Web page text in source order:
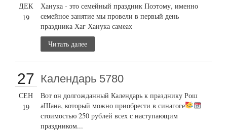
ДЕК
19
Ханука - это семейный праздник Поэтому, именно
семейное занятие мы провели в первый день
праздника Хаг Ханука самеах
Читать далее
27
СЕН
19
Календарь 5780
Вот он долгожданный Календарь к празднику Рош
аШана, который можно приобрести в синагоге
стоимостью 250 рублей всех с наступающим
праздником...